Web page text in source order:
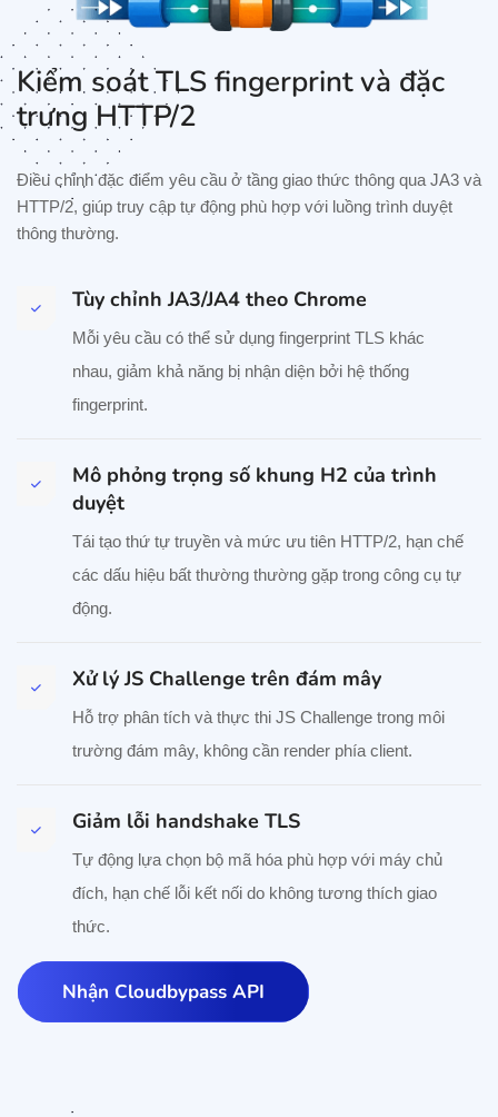
Kiểm soát TLS fingerprint và đặc
trưng HTTP/2
Điều chỉnh đặc điểm yêu cầu ở tầng giao thức thông qua JA3 và
HTTP/2, giúp truy cập tự động phù hợp với luồng trình duyệt
thông thường.
Tùy chỉnh JA3/JA4 theo Chrome
Mỗi yêu cầu có thể sử dụng fingerprint TLS khác
nhau, giảm khả năng bị nhận diện bởi hệ thống
fingerprint.
Mô phỏng trọng số khung H2 của trình
duyệt
Tái tạo thứ tự truyền và mức ưu tiên HTTP/2, hạn chế
các dấu hiệu bất thường thường gặp trong công cụ tự
động.
Xử lý JS Challenge trên đám mây
Hỗ trợ phân tích và thực thi JS Challenge trong môi
trường đám mây, không cần render phía client.
Giảm lỗi handshake TLS
Tự động lựa chọn bộ mã hóa phù hợp với máy chủ
đích, hạn chế lỗi kết nối do không tương thích giao
thức.
Nhận Cloudbypass API